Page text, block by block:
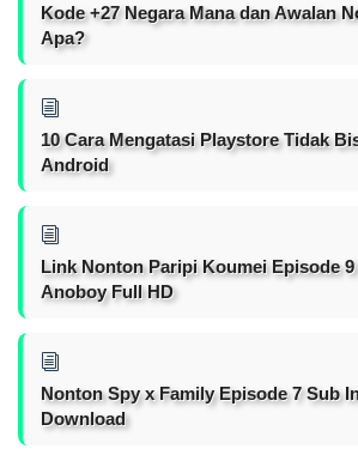
Kode +27 Negara Mana dan Awalan
Apa?
10 Cara Mengatasi Playstore Tidak
Android
Link Nonton Paripi Koumei Episode
Anoboy Full HD
Nonton Spy x Family Episode 7 Sub
Download